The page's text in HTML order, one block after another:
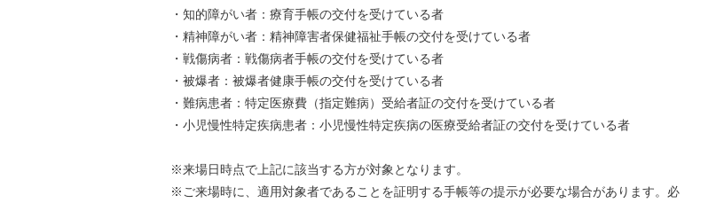
・知的障がい者：療育手帳の交付を受けている者
・精神障がい者：精神障害者保健福祉手帳の交付を受けている者
・戦傷病者：戦傷病者手帳の交付を受けている者
・被爆者：被爆者健康手帳の交付を受けている者
・難病患者：特定医療費（指定難病）受給者証の交付を受けている者
・小児慢性特定疾病患者：小児慢性特定疾病の医療受給者証の交付を受けている者
※来場日時点で上記に該当する方が対象となります。
※ご来場時に、適用対象者であることを証明する手帳等の提示が必要な場合があります。必